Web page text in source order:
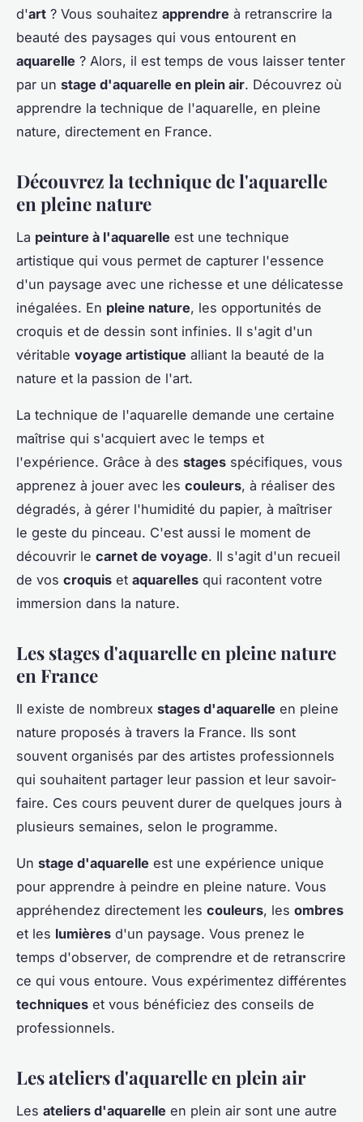
d'art ? Vous souhaitez apprendre à retranscrire la
beauté des paysages qui vous entourent en
aquarelle ? Alors, il est temps de vous laisser tenter
par un stage d'aquarelle en plein air. Découvrez où
apprendre la technique de l'aquarelle, en pleine
nature, directement en France.
Découvrez la technique de l'aquarelle
en pleine nature
La peinture à l'aquarelle est une technique
artistique qui vous permet de capturer l'essence
d'un paysage avec une richesse et une délicatesse
inégalées. En pleine nature, les opportunités de
croquis et de dessin sont infinies. Il s'agit d'un
véritable voyage artistique alliant la beauté de la
nature et la passion de l'art.
La technique de l'aquarelle demande une certaine
maîtrise qui s'acquiert avec le temps et
l'expérience. Grâce à des stages spécifiques, vous
apprenez à jouer avec les couleurs, à réaliser des
dégradés, à gérer l'humidité du papier, à maîtriser
le geste du pinceau. C'est aussi le moment de
découvrir le carnet de voyage. Il s'agit d'un recueil
de vos croquis et aquarelles qui racontent votre
immersion dans la nature.
Les stages d'aquarelle en pleine nature
en France
Il existe de nombreux stages d'aquarelle en pleine
nature proposés à travers la France. Ils sont
souvent organisés par des artistes professionnels
qui souhaitent partager leur passion et leur savoir-
faire. Ces cours peuvent durer de quelques jours à
plusieurs semaines, selon le programme.
Un stage d'aquarelle est une expérience unique
pour apprendre à peindre en pleine nature. Vous
appréhendez directement les couleurs, les ombres
et les lumières d'un paysage. Vous prenez le
temps d'observer, de comprendre et de retranscrire
ce qui vous entoure. Vous expérimentez différentes
techniques et vous bénéficiez des conseils de
professionnels.
Les ateliers d'aquarelle en plein air
Les ateliers d'aquarelle en plein air sont une autre